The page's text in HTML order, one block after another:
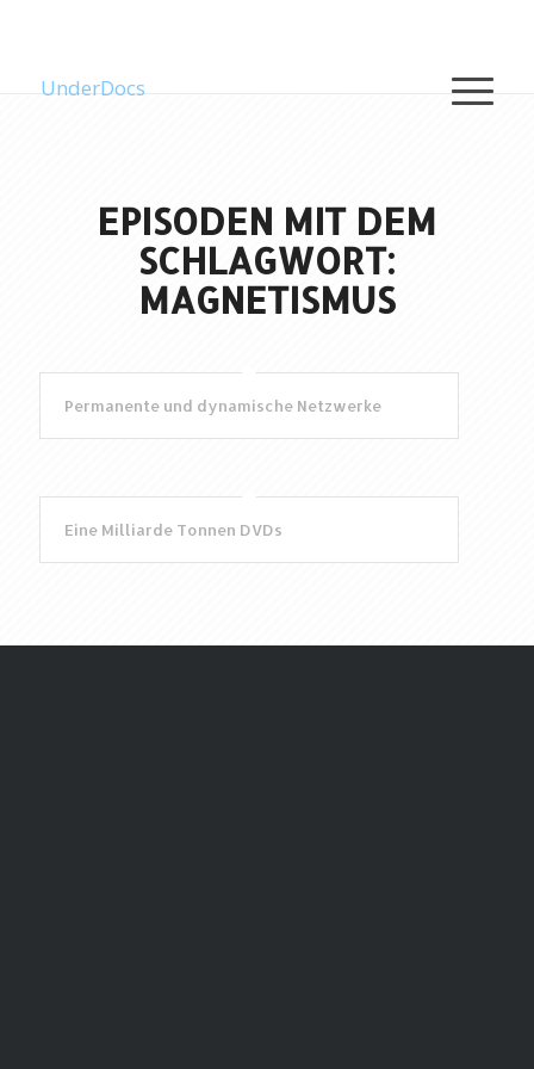
UnderDocs
EPISODEN MIT DEM
SCHLAGWORT:
MAGNETISMUS
Permanente und dynamische Netzwerke
Eine Milliarde Tonnen DVDs